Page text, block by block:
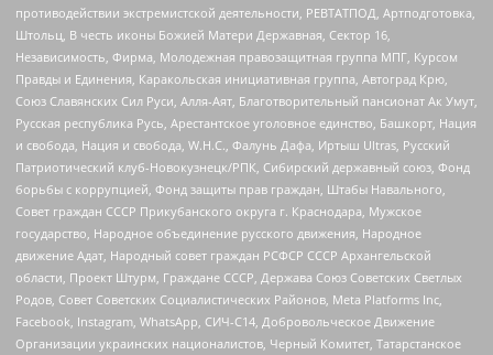
противодействии экстремистской деятельности, РЕВТАТПОД, Артподготовка,
Штольц, В честь иконы Божией Матери Державная, Сектор 16,
Независимость, Фирма, Молодежная правозащитная группа МПГ, Курсом
Правды и Единения, Каракольская инициативная группа, Автоград Крю,
Союз Славянских Сил Руси, Алля-Аят, Благотворительный пансионат Ак Умут,
Русская республика Русь, Арестантское уголовное единство, Башкорт, Нация
и свобода, Нация и свобода, W.H.С., Фалунь Дафа, Иртыш Ultras, Русский
Патриотический клуб-Новокузнецк/РПК, Сибирский державный союз, Фонд
борьбы с коррупцией, Фонд защиты прав граждан, Штабы Навального,
Совет граждан СССР Прикубанского округа г. Краснодара, Мужское
государство, Народное объединение русского движения, Народное
движение Адат, Народный совет граждан РСФСР СССР Архангельской
области, Проект Штурм, Граждане СССР, Держава Союз Советских Светлых
Родов, Совет Советских Социалистических Районов, Meta Platforms Inc,
Facebook, Instagram, WhatsApp, СИЧ-С14, Добровольческое Движение
Организации украинских националистов, Черный Комитет, Татарстанское